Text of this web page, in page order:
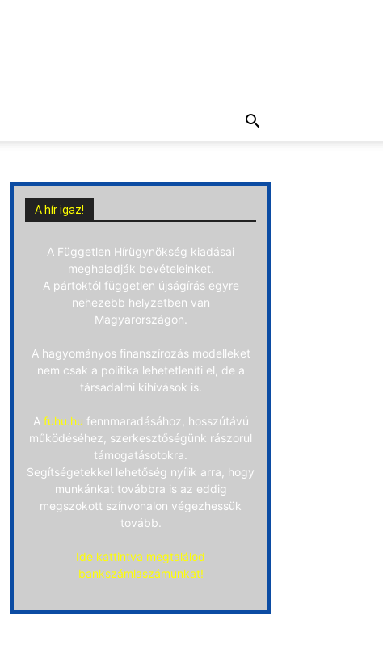
A hír igaz!
A Független Hírügynökség kiadásai
meghaladják bevételeinket.
A pártoktól független újságírás egyre
nehezebb helyzetben van
Magyarországon.
A hagyományos finanszírozás modelleket
nem csak a politika lehetetleníti el, de a
társadalmi kihívások is.
A fuhu.hu fennmaradásához, hosszútávú
működéséhez, szerkesztőségünk rászorul
támogatásotokra.
Segítségetekkel lehetőség nyílik arra, hogy
munkánkat továbbra is az eddig
megszokott színvonalon végezhessük
tovább.
Ide kattintva megtalálod
bankszámlaszámunkat!